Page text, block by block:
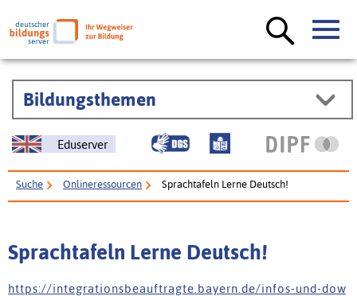
Bildungsthemen
Eduserver
Suche Onlineressourcen Sprachtafeln Lerne Deutsch!
Sprachtafeln Lerne Deutsch!
h t t p s : / / i n t e g r a t i o n s b e a u f t r a g t e . b a y e r n . d e / i n f o s - u n d - d o w